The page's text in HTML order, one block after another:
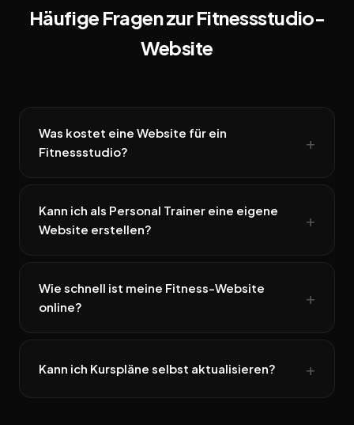
Häufige Fragen zur Fitnessstudio-
Website
Was kostet eine Website für ein
Fitnessstudio?
Kann ich als Personal Trainer eine eigene
Website erstellen?
Wie schnell ist meine Fitness-Website
online?
Kann ich Kurspläne selbst aktualisieren?